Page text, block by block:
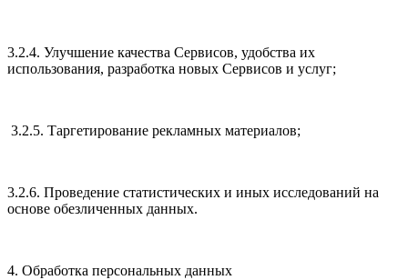
3.2.4. Улучшение качества Сервисов, удобства их
использования, разработка новых Сервисов и услуг;
3.2.5. Таргетирование рекламных материалов;
3.2.6. Проведение статистических и иных исследований на
основе обезличенных данных.
4. Обработка персональных данных